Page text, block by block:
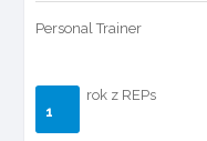
Personal Trainer
1
rok z REPs